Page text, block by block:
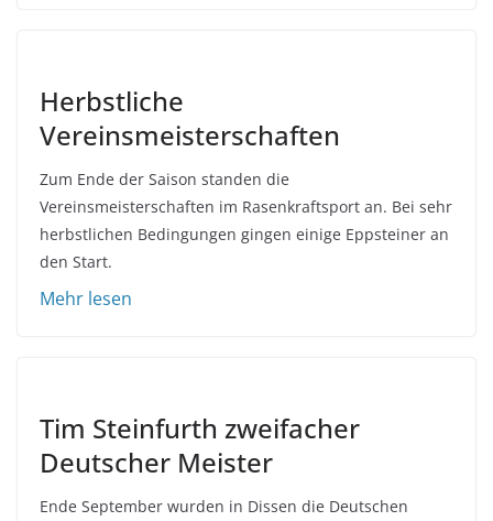
Herbstliche
Vereinsmeisterschaften
Zum Ende der Saison standen die
Vereinsmeisterschaften im Rasenkraftsport an. Bei sehr
herbstlichen Bedingungen gingen einige Eppsteiner an
den Start.
Tim Steinfurth zweifacher
Deutscher Meister
Ende September wurden in Dissen die Deutschen